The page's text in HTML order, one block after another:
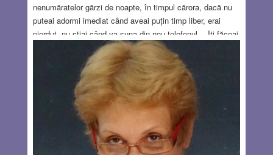
nenumăratelor gărzi de noapte, în timpul cărora, dacă nu
puteai adormi imediat când aveai puțin timp liber, erai
pierdut, nu știai când va suna din nou telefonul… Îți făceai
treaba pentru care erai trezit, te întorceai în camera de
gardă, stingeai țigara (obicei rău, periculos, de care m-am
despărțit, slavă Domnului, de peste patruzeci de ani), te
culcai, stingeai lumina și sperai să adormi cât mai
Read more…
SEP 19, 2024 11 COMMENTS